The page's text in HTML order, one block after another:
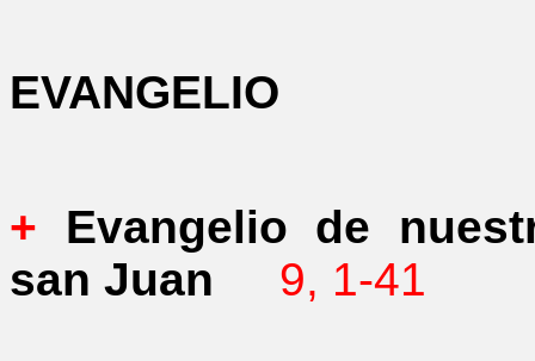
EVANGELIO
+ Evangelio de
san Juan
9, 1-41